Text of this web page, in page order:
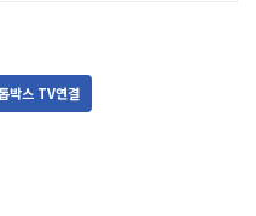
박스 TV연결